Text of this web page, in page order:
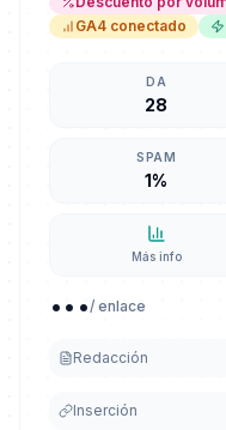
GA4 conectado
DA
28
SPAM
1%
Más info
.../ enlace
Redacción
Inserción